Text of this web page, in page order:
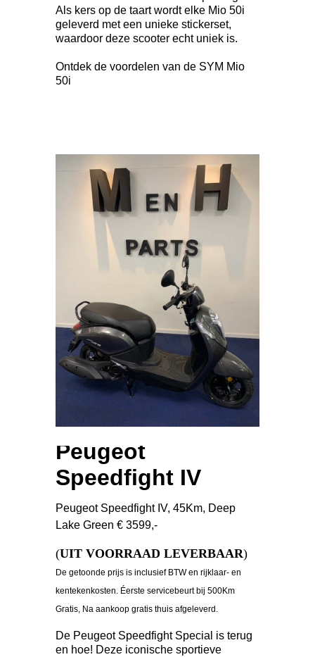
Als kers op de taart wordt elke Mio 50i
geleverd met een unieke stickerset,
waardoor deze scooter echt uniek is.
Ontdek de voordelen van de SYM Mio
50i
Peugeot
Speedfight IV
Peugeot Speedfight IV, 45Km, Deep
Lake Green € 3599,-
(UIT VOORRAAD LEVERBAAR)
De getoonde prijs is inclusief BTW en rijklaar- en
kentekenkosten. Éerste servicebeurt bij 500Km
Gratis, Na aankoop gratis thuis afgeleverd.
De Peugeot Speedfight Special is terug
en hoe! Deze iconische sportieve